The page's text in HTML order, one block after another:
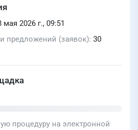
мая 2026 г., 09:51
предложений (заявок) 30
процедуру на электронной